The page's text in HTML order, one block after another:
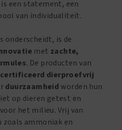
een statement, een
van individualiteit.
onderscheidt, is de
met zachte,
. De producten van
dierproefvrij
duurzaamheid worden hun
op dieren getest en
het milieu. Vrij van
zoals ammoniak en